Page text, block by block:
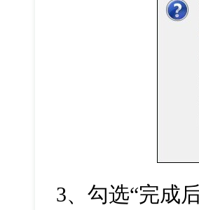
3、勾选“完成